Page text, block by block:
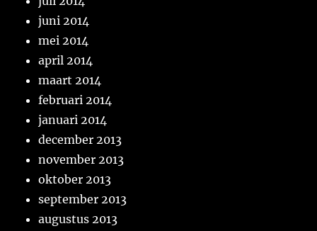
juni 2014
mei 2014
april 2014
maart 2014
februari 2014
januari 2014
december 2013
november 2013
oktober 2013
september 2013
augustus 2013